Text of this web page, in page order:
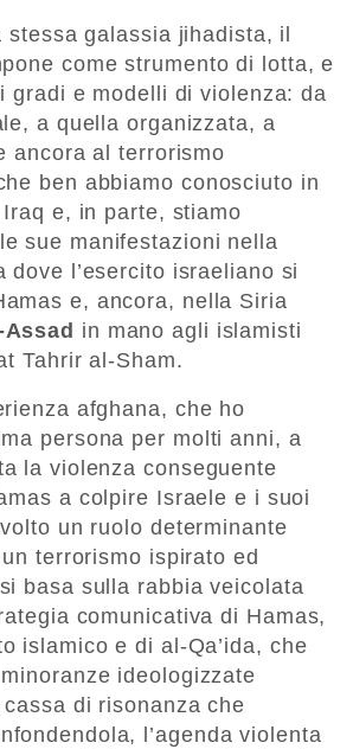
stessa galassia jihadista, il
come strumento di lotta, e
gradi e modelli di violenza: da
a quella organizzata, a
ancora al terrorismo
ben abbiamo conosciuto in
e, in parte, stiamo
sue manifestazioni nella
dove l’esercito israeliano si
e, ancora, nella Siria
in mano agli islamisti
Tahrir al-Sham.
afghana, che ho
persona per molti anni, a
la violenza conseguente
a colpire Israele e i suoi
un ruolo determinante
terrorismo ispirato ed
basa sulla rabbia veicolata
comunicativa di Hamas,
islamico e di al-Qa’ida, che
ideologizzate
di risonanza che
l’agenda violenta